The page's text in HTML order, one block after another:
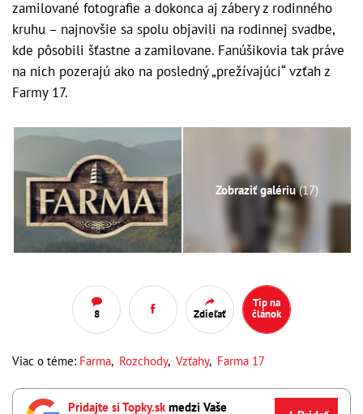
zamilované fotografie a dokonca aj zábery z rodinného
kruhu – najnovšie sa spolu objavili na rodinnej svadbe,
kde pôsobili šťastne a zamilovane. Fanúšikovia tak práve
na nich pozerajú ako na posledný „prežívajúci“ vzťah z
Farmy 17.
Zobraziť galériu(17)
8 Zdieľať
Tip na
článok
Viac o téme: Farma, Rozchody, Vzťahy, Farma 17
Pridajte si Topky.skmedzi Vaše